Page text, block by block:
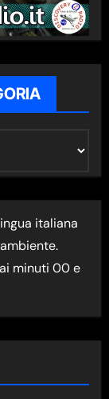
italiana
minuti 00 e